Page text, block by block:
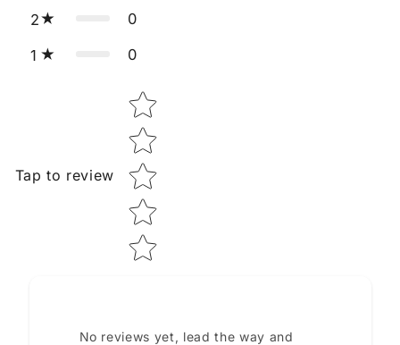
2 0
1 0
Tap to review
Star rating
No reviews yet, lead the way and